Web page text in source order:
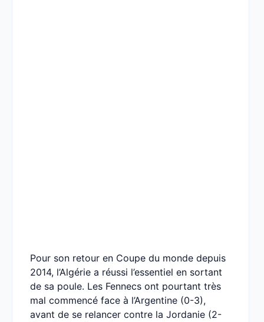
Pour son retour en Coupe du monde depuis
2014, l’Algérie a réussi l’essentiel en sortant
de sa poule. Les Fennecs ont pourtant très
mal commencé face à l’Argentine (0-3),
avant de se relancer contre la Jordanie (2-